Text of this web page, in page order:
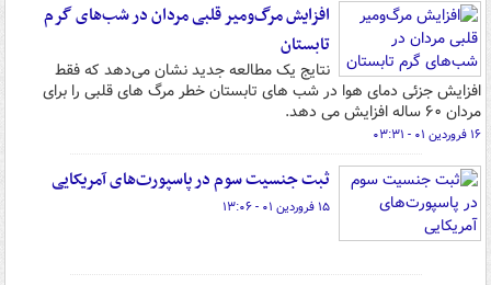
افزایش مرگ‌ومیر قلبی مردان در شب‌های گرم
تابستان
نتایج یک مطالعه جدید نشان می‌دهد که فقط
افزایش جزئی دمای هوا در شب های تابستان خطر مرگ های قلبی را برای
مردان ۶۰ ساله افزایش می دهد.
۱۶ فروردین ۰۱ - ۰۳:۳۱
ثبت جنسیت سوم در پاسپورت‌های آمریکایی
۱۵ فروردین ۰۱ - ۱۳:۰۶